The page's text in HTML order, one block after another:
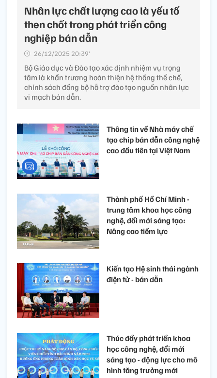
Nhân lực chất lượng cao là yếu tố
then chốt trong phát triển công
nghiệp bán dẫn
26/12/2025 20:39’
Bộ Giáo dục và Đào tạo xác định nhiệm vụ trọng
tâm là khẩn trương hoàn thiện hệ thống thể chế,
chính sách đồng bộ hỗ trợ đào tạo nguồn nhân lực
vi mạch bán dẫn.
Thông tin về Nhà máy chế
tạo chip bán dẫn công nghệ
cao đầu tiên tại Việt Nam
Thành phố Hồ Chí Minh -
trung tâm khoa học công
nghệ, đổi mới sáng tạo:
Nâng cao tiềm lực
Kiến tạo Hệ sinh thái ngành
điện tử - bán dẫn
Thúc đẩy phát triển khoa
học công nghệ, đổi mới
sáng tạo - động lực cho mô
hình tăng trưởng mới